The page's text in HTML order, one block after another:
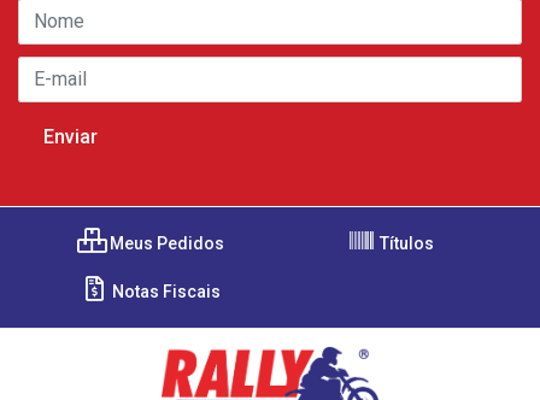
Meus Pedidos Títulos
Notas Fiscais